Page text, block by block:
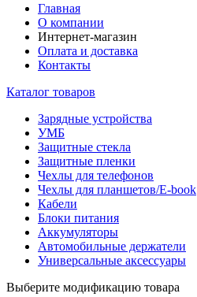
Главная
О компании
Интернет-магазин
Оплата и доставка
Контакты
Каталог товаров
Зарядные устройства
УМБ
Защитные стекла
Защитные пленки
Чехлы для телефонов
Чехлы для планшетов/E-book
Кабели
Блоки питания
Аккумуляторы
Автомобильные держатели
Универсальные аксессуары
Выберите модификацию товара